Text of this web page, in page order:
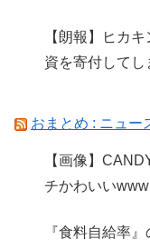
【朗報】ヒカ
資を寄付してし
おまとめ : ニュー
【画像】
チかわいい
『食料自給率